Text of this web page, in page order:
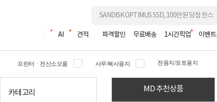
조립PC AI 견적 파격할인 무료배송 1시간픽업 이벤트
프린터ㆍ전산소모품 사무/복사용지 전용지/포토용지
카테고리 MD 추천상품